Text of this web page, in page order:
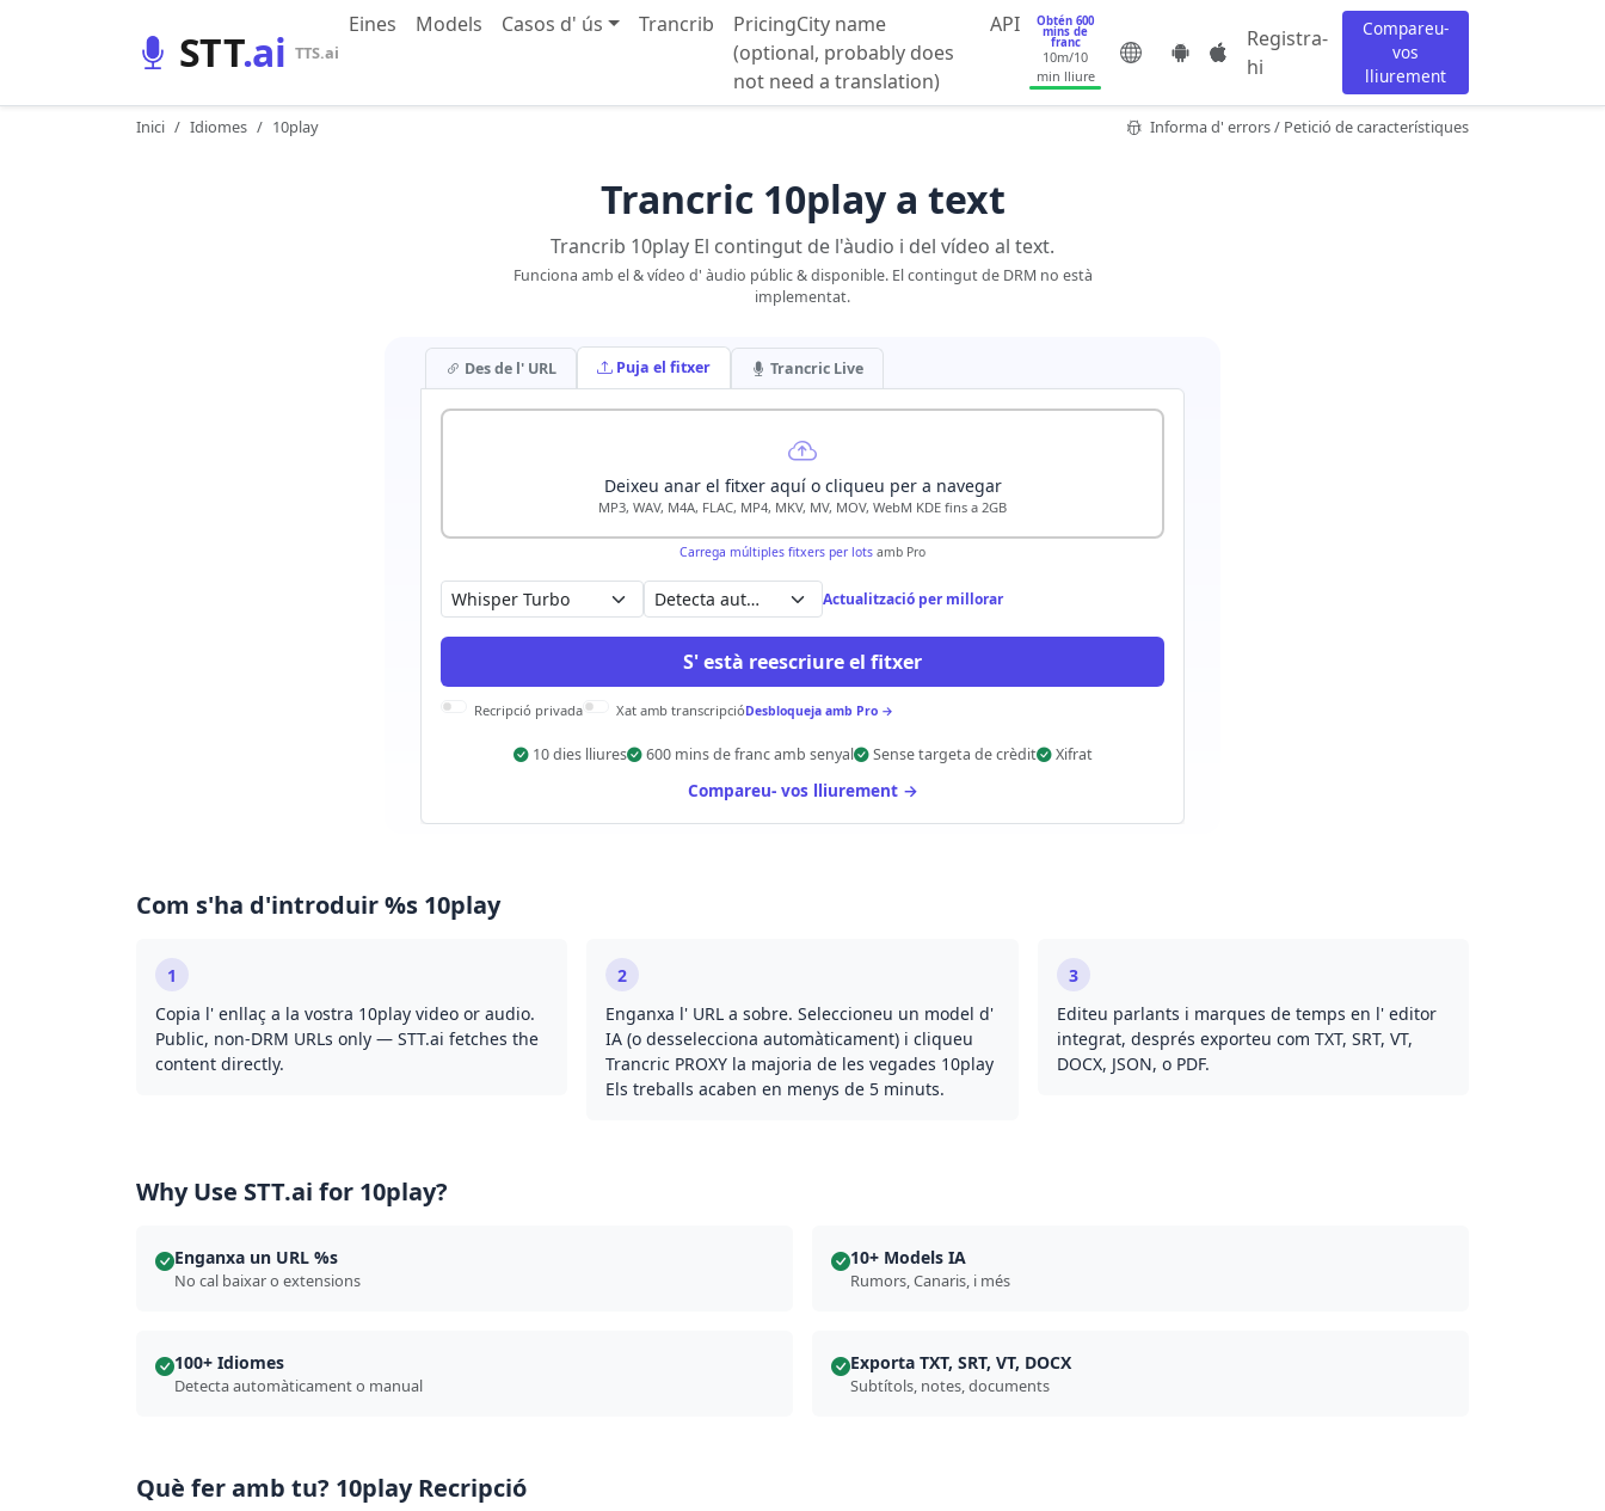
STT.ai TTS.ai
Eines Models Casos d' ús Trancrib
PricingCity name
(optional, probably does
not need a translation)
API Obtén 600
mins de
franc
10m/10
min lliure
Registra-
hi
Compareu-
vos
lliurement
Inici Idiomes 10play Informa d' errors / Petició de característiques
Trancric 10play a text
Trancrib 10play El contingut de l'àudio i del vídeo al text.
Funciona amb el & vídeo d' àudio públic & disponible. El contingut de DRM no està
implementat.
Des de l' URL Puja el fitxer Trancric Live
Deixeu anar el fitxer aquí o cliqueu per a navegar
MP3, WAV, M4A, FLAC, MP4, MKV, MV, MOV, WebM KDE fins a 2GB
Carrega múltiples fitxers per lots amb Pro
Detecta automàticamentActualització per millorar
S' està reescriure el fitxer
Recripció privada Xat amb transcripcióDesbloqueja amb Pro →
10 dies lliures 600 mins de franc amb senyal Sense targeta de crèdit Xifrat
Compareu- vos lliurement →
Com s'ha d'introduir %s 10play
1
Copia l' enllaç a la vostra 10play video or audio.
Public, non-DRM URLs only — STT.ai fetches the
content directly.
2
Enganxa l' URL a sobre. Seleccioneu un model d'
IA (o desselecciona automàticament) i cliqueu
Trancric PROXY la majoria de les vegades 10play
Els treballs acaben en menys de 5 minuts.
3
Editeu parlants i marques de temps en l' editor
integrat, després exporteu com TXT, SRT, VT,
DOCX, JSON, o PDF.
Why Use STT.ai for 10play?
Enganxa un URL %s
No cal baixar o extensions
10+ Models IA
Rumors, Canaris, i més
100+ Idiomes
Detecta automàticament o manual
Exporta TXT, SRT, VT, DOCX
Subtítols, notes, documents
Què fer amb tu? 10play Recripció